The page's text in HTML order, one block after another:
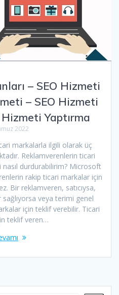
– SEO Hizmeti
– SEO Hizmeti
Yaptırma
2022
markalarla ilgili olarak üç
Reklamverenlerin ticari
durdurabilirim? Microsoft
rakip ticari markalar için
Bir reklamveren, satıcıysa,
veya terimi genel
için teklif verebilir. Ticari
teklif veren…